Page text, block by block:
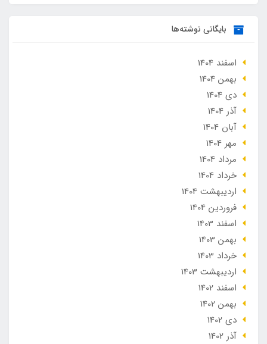
بایگانی نوشته‌ها
اسفند 1404
بهمن 1404
دی 1404
آذر 1404
آبان 1404
مهر 1404
مرداد 1404
خرداد 1404
ارديبهشت 1404
فروردین 1404
اسفند 1403
بهمن 1403
خرداد 1403
ارديبهشت 1403
اسفند 1402
بهمن 1402
دی 1402
آذر 1402